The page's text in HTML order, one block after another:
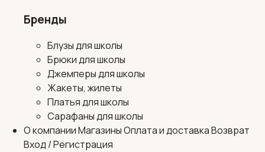
Бренды
Блузы для школы
Брюки для школы
Джемперы для школы
Жакеты, жилеты
Платья для школы
Сарафаны для школы
О компанииМагазиныОплата и доставкаВозврат
Вход / Регистрация